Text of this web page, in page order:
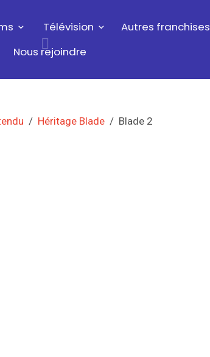
Télévision Autres franchises
Nous rejoindre
Héritage Blade Blade 2